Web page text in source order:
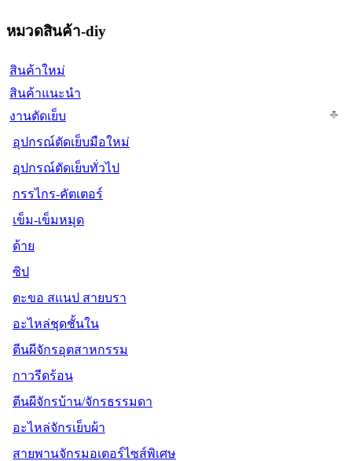
หมวดสินค้า-diy
สินค้าใหม่
สินค้าแนะนำ
งานตัดเย็บ
อุปกรณ์ตัดเย็บมือใหม่
อุปกรณ์ตัดเย็บทั่วไป
กรรไกร-คัตเตอร์
เข็ม-เข็มหมุด
ด้าย
ซิป
ตะขอ สแนป สายบรา
อะไหล่ชุดชั้นใน
ตีนผีจักรอุตสาหกรรม
กาวรีดร้อน
ตีนผีจักรบ้าน/จักรธรรมดา
อะไหล่จักรเย็บผ้า
สายพานจักรมอเตอร์ไซส์พิเศษ